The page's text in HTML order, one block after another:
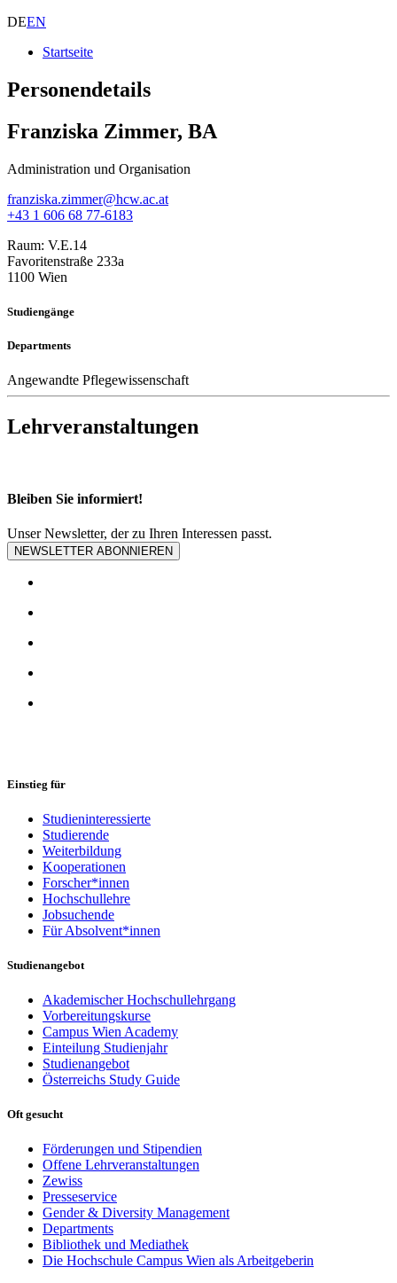
DEEN
Startseite
Personendetails
Franziska Zimmer, BA
Administration und Organisation
franziska.zimmer@hcw.ac.at
+43 1 606 68 77-6183
Raum: V.E.14
Favoritenstraße 233a
1100 Wien
Studiengänge
Departments
Angewandte Pflegewissenschaft
Lehrveranstaltungen
Bleiben Sie informiert!
Unser Newsletter, der zu Ihren Interessen passt.
NEWSLETTER ABONNIEREN
Einstieg für
Studieninteressierte
Studierende
Weiterbildung
Kooperationen
Forscher*innen
Hochschullehre
Jobsuchende
Für Absolvent*innen
Studienangebot
Akademischer Hochschullehrgang
Vorbereitungskurse
Campus Wien Academy
Einteilung Studienjahr
Studienangebot
Österreichs Study Guide
Oft gesucht
Förderungen und Stipendien
Offene Lehrveranstaltungen
Zewiss
Presseservice
Gender & Diversity Management
Departments
Bibliothek und Mediathek
Die Hochschule Campus Wien als Arbeitgeberin